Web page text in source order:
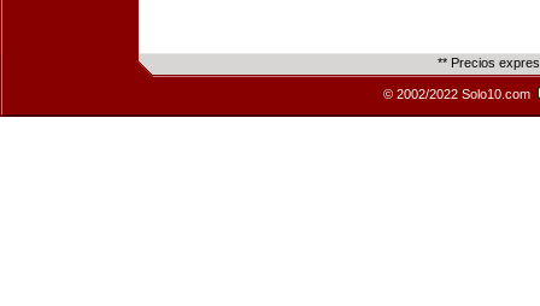
** Precios
© 2002/2022 Solo10.com